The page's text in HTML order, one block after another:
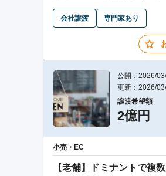
会社譲渡 専門家あり
公開：2026/
更新：2026/
譲渡希望額
2億円
小売・EC
【老舗】ドミナントで複